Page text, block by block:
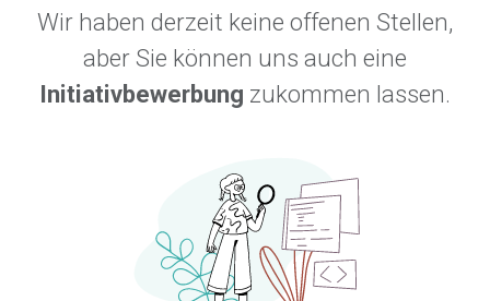
Wir haben derzeit keine offenen Stellen,
aber Sie können uns auch eine
Initiativbewerbung zukommen lassen.